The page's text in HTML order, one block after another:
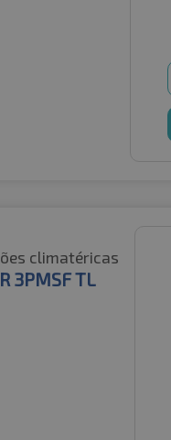
climatéricas
3PMSF TL